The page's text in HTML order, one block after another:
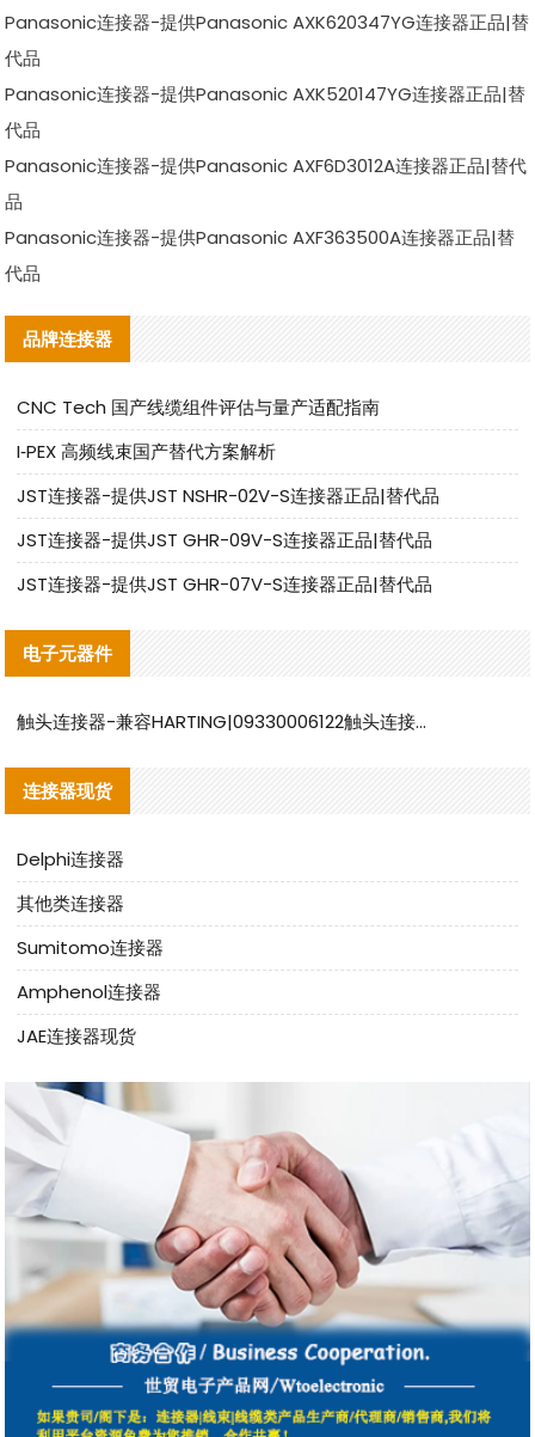
Panasonic连接器-提供Panasonic AXK620347YG连接器正品|替
代品
Panasonic连接器-提供Panasonic AXK520147YG连接器正品|替
代品
Panasonic连接器-提供Panasonic AXF6D3012A连接器正品|替代
品
Panasonic连接器-提供Panasonic AXF363500A连接器正品|替
代品
品牌连接器
CNC Tech 国产线缆组件评估与量产适配指南
I‑PEX 高频线束国产替代方案解析
JST连接器-提供JST NSHR-02V-S连接器正品|替代品
JST连接器-提供JST GHR-09V-S连接器正品|替代品
JST连接器-提供JST GHR-07V-S连接器正品|替代品
电子元器件
触头连接器-兼容HARTING|09330006122触头连接器替代品说明
连接器现货
Delphi连接器
其他类连接器
Sumitomo连接器
Amphenol连接器
JAE连接器现货